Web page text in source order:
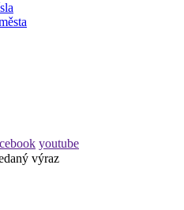
youtube
výraz